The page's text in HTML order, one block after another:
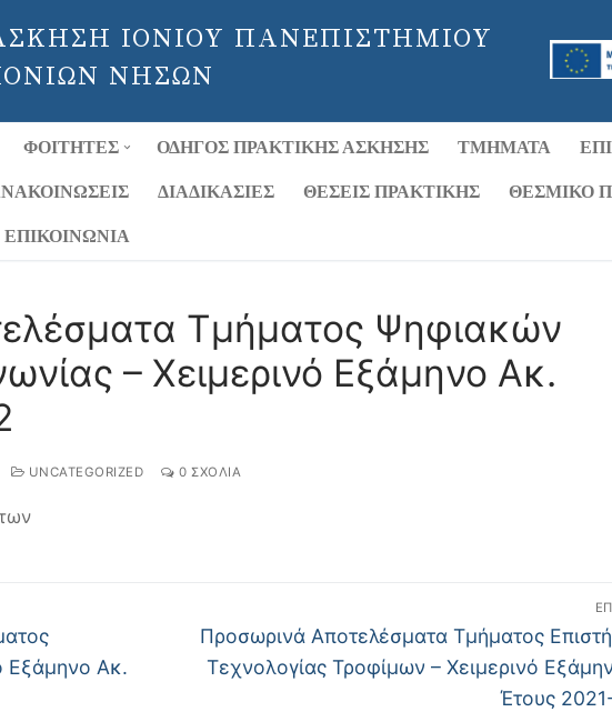
ΙΟΝΙΟΥ ΠΑΝΕΠΙΣΤΗΜΙΟΥ
ΝΗΣΩΝ
ΦΟΙΤΗΤΈΣ ΟΔΗΓΌΣ ΠΡΑΚΤΙΚΉΣ ΆΣΚΗΣΗΣ ΤΜΉΜΑΤΑ
ΔΙΑΔΙΚΑΣΊΕΣ ΘΈΣΕΙΣ ΠΡΑΚΤΙΚΉΣ ΘΕΣΜΙΚΌ
ΕΠΙΚΟΙΝΩΝΊΑ
Τμήματος Ψηφιακών
– Χειμερινό Εξάμηνο Ακ.
UNCATEGORIZED 0 ΣΧΌΛΙΑ
Εξάμηνο Ακ.
Επόμενο
άρθρο:
Προσωρινά Αποτελέσματα Τμήματος
Τεχνολογίας Τροφίμων – Χειμερινό
Έτους